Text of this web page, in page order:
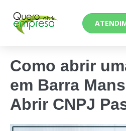
Como abrir
em Barra
Abrir CNPJ